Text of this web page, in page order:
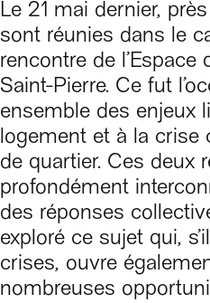
Le 21 mai dernier,
sont réunies dans le
rencontre de l’Espace
Saint-Pierre. Ce fut
ensemble des enjeux
logement et à la crise
de quartier. Ces deux
profondément
des réponses
exploré ce sujet qui,
crises, ouvre
nombreuses